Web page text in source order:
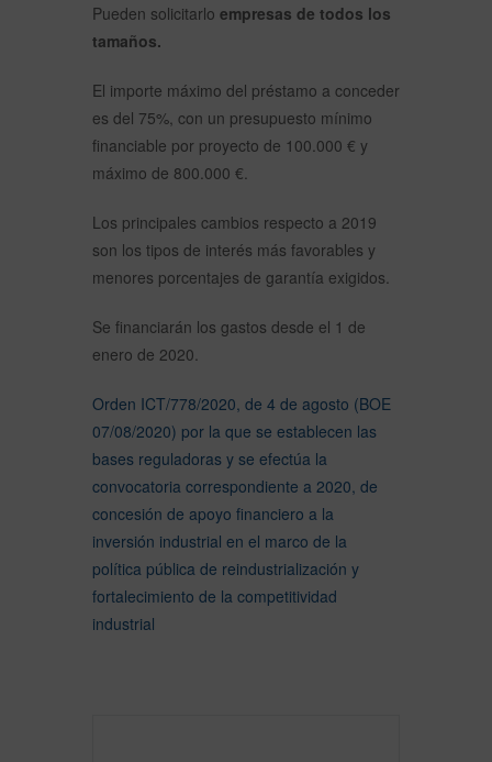
Pueden solicitarlo empresas de todos los
tamaños.
El importe máximo del préstamo a conceder
es del 75%, con un presupuesto mínimo
financiable por proyecto de 100.000 € y
máximo de 800.000 €.
Los principales cambios respecto a 2019
son los tipos de interés más favorables y
menores porcentajes de garantía exigidos.
Se financiarán los gastos desde el 1 de
enero de 2020.
Orden ICT/778/2020, de 4 de agosto (BOE
07/08/2020) por la que se establecen las
bases reguladoras y se efectúa la
convocatoria correspondiente a 2020, de
concesión de apoyo financiero a la
inversión industrial en el marco de la
política pública de reindustrialización y
fortalecimiento de la competitividad
industrial